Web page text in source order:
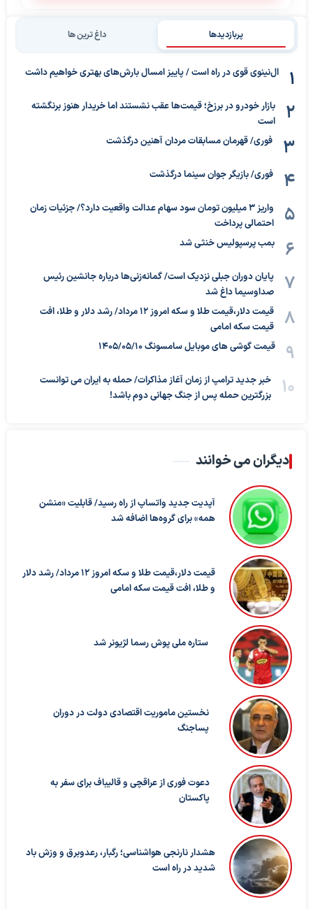
پربازدیدها داغ ترین ها
ال‌نینوی قوی در راه است / پاییز امسال بارش‌های بهتری خواهیم داشت
بازار خودرو در برزخ؛ قیمت‌ها عقب نشستند اما خریدار هنوز برنگشته
است
فوری/ قهرمان مسابقات مردان آهنین درگذشت
فوری/ بازیگر جوان سینما درگذشت
واریز ۳ میلیون تومان سود سهام عدالت واقعیت دارد؟/ جزئیات زمان
احتمالی پرداخت
بمب پرسپولیس خنثی شد
پایان دوران جبلی نزدیک است/ گمانه‌زنی‌ها درباره جانشین رئیس
صداوسیما داغ شد
قیمت دلار،قیمت طلا و سکه امروز ۱۲ مرداد/ رشد دلار و طلا، افت
قیمت سکه امامی
قیمت گوشی های موبایل سامسونگ 1405/05/10
خبر جدید ترامپ از زمان آغاز مذاکرات/ حمله به ایران می توانست
بزرگترین حمله پس از جنگ جهانی دوم باشد!
دیگران می خوانند
آپدیت جدید واتساپ از راه رسید/ قابلیت «منشن
همه» برای گروه‌ها اضافه شد
قیمت دلار،قیمت طلا و سکه امروز ۱۲ مرداد/ رشد دلار
و طلا، افت قیمت سکه امامی
ستاره ملی پوش رسما لژیونر شد
نخستین ماموریت اقتصادی دولت در دوران
پساجنگ
دعوت فوری از عراقچی و قالیباف برای سفر به
پاکستان
هشدار نارنجی هواشناسی؛ رگبار، رعدوبرق و وزش باد
شدید در راه است